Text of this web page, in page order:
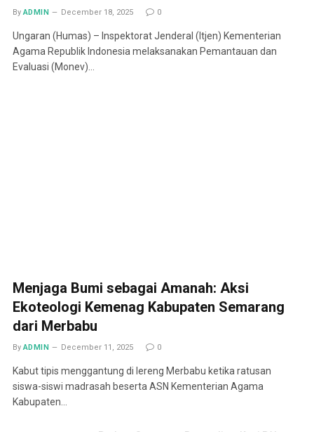
By ADMIN December 18, 2025 0
Ungaran (Humas) – Inspektorat Jenderal (Itjen) Kementerian
Agama Republik Indonesia melaksanakan Pemantauan dan
Evaluasi (Monev)…
Menjaga Bumi sebagai Amanah: Aksi
Ekoteologi Kemenag Kabupaten Semarang
dari Merbabu
By ADMIN December 11, 2025 0
Kabut tipis menggantung di lereng Merbabu ketika ratusan
siswa-siswi madrasah beserta ASN Kementerian Agama
Kabupaten…